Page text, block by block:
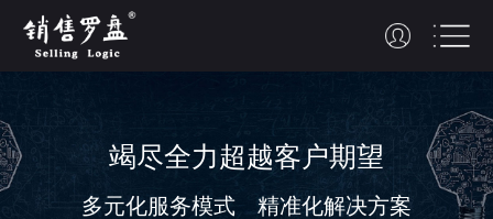
竭尽全力超越客户期望
多元化服务模式 精准化解决方案